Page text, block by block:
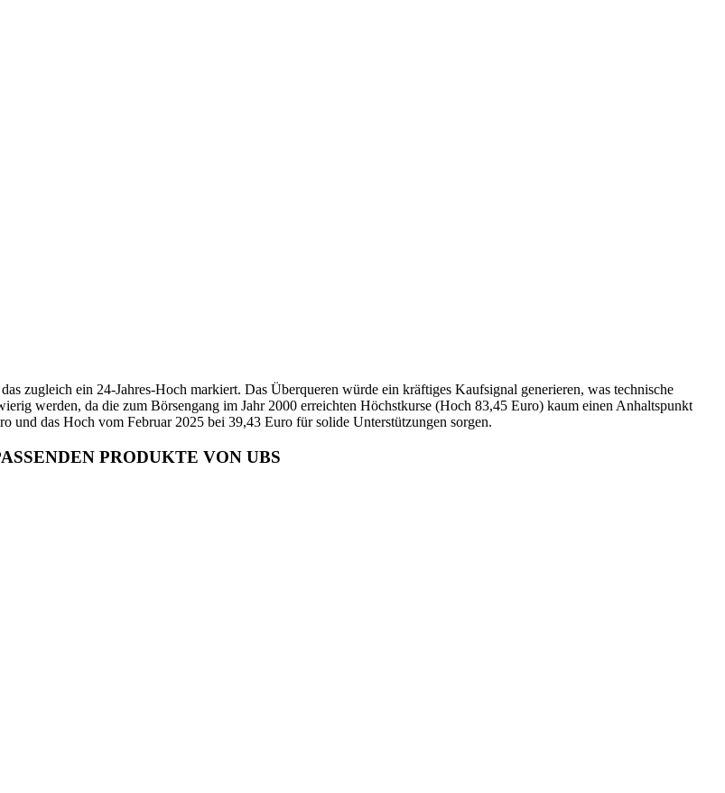
zugleich ein 24-Jahres-Hoch markiert. Das Überqueren würde ein kräftiges Kaufsignal generieren, was technische
werden, da die zum Börsengang im Jahr 2000 erreichten Höchstkurse (Hoch 83,45 Euro) kaum einen Anhaltspunkt
und das Hoch vom Februar 2025 bei 39,43 Euro für solide Unterstützungen sorgen.
PRODUKTE VON UBS